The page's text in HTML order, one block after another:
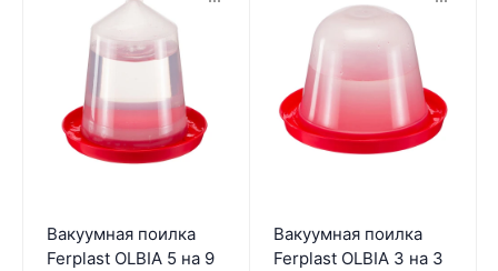
Вакуумная поилка
Ferplast OLBIA 5 на 9
Вакуумная поилка
Ferplast OLBIA 3 на 3